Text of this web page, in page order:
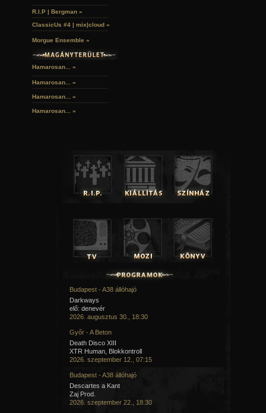
R.I.P | Bergman »
ClassicUs #4 | mix|cloud »
Morgue Ensemble »
Hamarosan... »
Hamarosan... »
Hamarosan... »
Hamarosan... »
Budapest - A38 állóhajó
Darkways
elő: denevér
2026. augusztus 30., 18:30
Győr - A Beton
Death Disco XIII
XTR Human, Blokkontroll
2026. szeptember 12., 07:15
Budapest - A38 állóhajó
Descartes a Kant
Zaj Prod.
2026. szeptember 22., 18:30